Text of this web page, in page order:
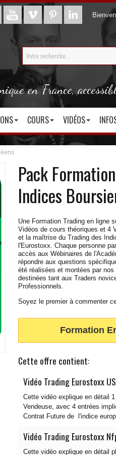
en France,
COURS VIDÉOS
Pack
Indices
Une Formation Trading en ligne
Vidéos de cours théoriques et 4
et la maîtrise du Trading des
l'Eurostoxx. Chaque personne
accès aux Wébinaires de
répondre aux questions
été réalisées et montées par
destinées tant aux Traders
Professionnels.
Soyez le premier à commenter
Formation
Cette offre contient:
Vidéo Trading Eurostoxx
Cette vidéo explique en détail
Vendeuse, avec 4 entrées
Contrat Future de l'indice
Vidéo Trading Eurostoxx
Cette vidéo explique en détail